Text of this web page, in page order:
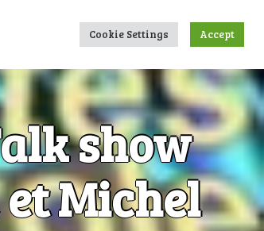
LIENS
show
Michel
Cookie Settings Accept